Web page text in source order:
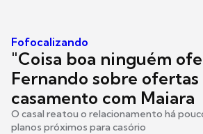
Fofocalizando
"Coisa boa ninguém
Fernando sobre ofertas
casamento com Maiara
O casal reatou o relacionamento há
planos próximos para casório